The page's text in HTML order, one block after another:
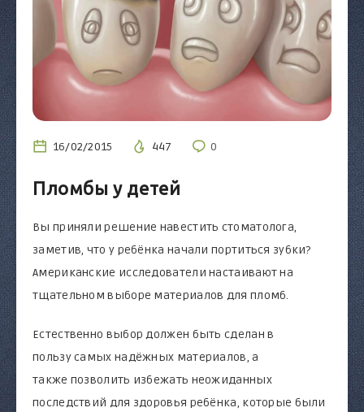
16/02/2015 447 0
Пломбы у детей
Вы приняли решение навестить стоматолога,
заметив, что у ребёнка начали портиться зубки?
Американские исследователи настаивают на
тщательном выборе материалов для пломб.
Естественно выбор должен быть сделан в
пользу самых надёжных материалов, а
также позволить избежать неожиданных
последствий для здоровья ребёнка, которые были